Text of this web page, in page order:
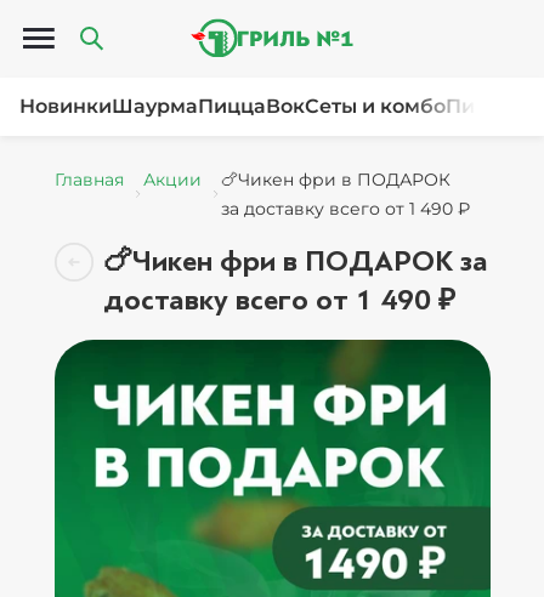
Открыть меню
НовинкиШаурмаПиццаВокСеты и комбоПироги
Главная Акции
🍗Чикен фри в ПОДАРОК
за доставку всего от 1 490 ₽
🍗Чикен фри в ПОДАРОК за
доставку всего от 1 490 ₽